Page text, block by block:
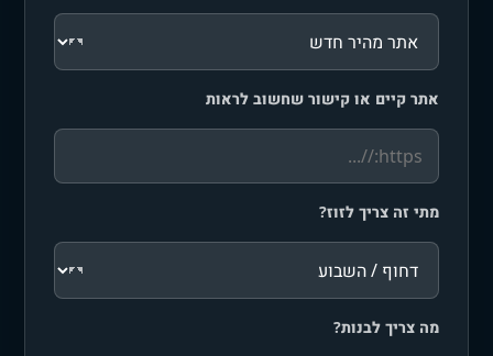
אתר קיים או קישור שחשוב לראות
מתי זה צריך לזוז?
מה צריך לבנות?